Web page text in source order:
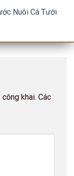
Nuôi Cá Tưới
khai. Các